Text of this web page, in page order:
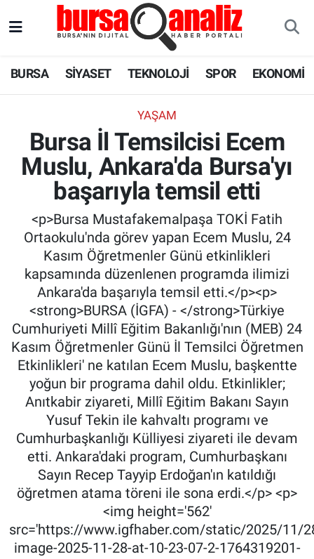
BURSA SİYASET TEKNOLOJİ SPOR EKONOMİ
YAŞAM
Bursa İl Temsilcisi Ecem
Muslu, Ankara'da Bursa'yı
başarıyla temsil etti
<p>Bursa Mustafakemalpaşa TOKİ Fatih
Ortaokulu'nda görev yapan Ecem Muslu, 24
Kasım Öğretmenler Günü etkinlikleri
kapsamında düzenlenen programda ilimizi
Ankara'da başarıyla temsil etti.</p><p>
<strong>BURSA (İGFA) - </strong>Türkiye
Cumhuriyeti Millî Eğitim Bakanlığı'nın (MEB) 24
Kasım Öğretmenler Günü İl Temsilci Öğretmen
Etkinlikleri' ne katılan Ecem Muslu, başkentte
yoğun bir programa dahil oldu. Etkinlikler;
Anıtkabir ziyareti, Millî Eğitim Bakanı Sayın
Yusuf Tekin ile kahvaltı programı ve
Cumhurbaşkanlığı Külliyesi ziyareti ile devam
etti. Ankara'daki program, Cumhurbaşkanı
Sayın Recep Tayyip Erdoğan'ın katıldığı
öğretmen atama töreni ile sona erdi.</p> <p>
<img height='562'
src='https://www.igfhaber.com/static/2025/11/
image-2025-11-28-at-10-23-07-2-1764319201-
TEKNOLOJİ
SPOR
EKONOMİ
SAĞLIK
ASTROLOJİ
BLOG
Trafik Durumu
Süper Lig Puan Durumu ve Fikstür
Tüm Manşetler
Son Dakika Haberleri
Haber Arşivi